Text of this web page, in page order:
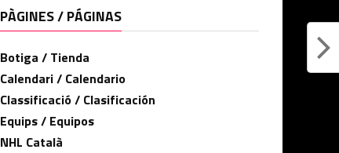
PÀGINES / PÁGINAS
Botiga / Tienda
Calendari / Calendario
Classificació / Clasificación
Equips / Equipos
NHL Català